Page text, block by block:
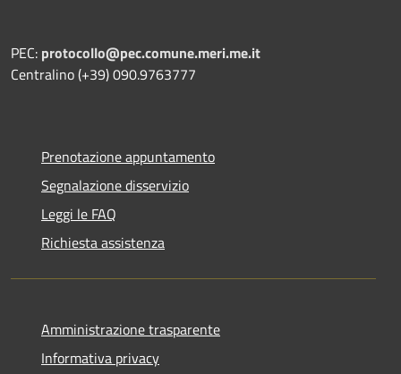
PEC: protocollo@pec.comune.meri.me.it
Centralino (+39) 090.9763777
Prenotazione appuntamento
Segnalazione disservizio
Leggi le FAQ
Richiesta assistenza
Amministrazione trasparente
Informativa privacy